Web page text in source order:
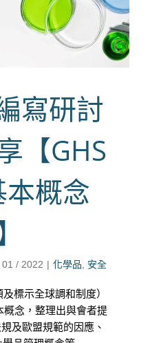
寫研討
【GHS
本概念
/ 2022 | 化學品 安全
標示全球調和制度）
念，整理出與會者提
及歐盟規範的因應、